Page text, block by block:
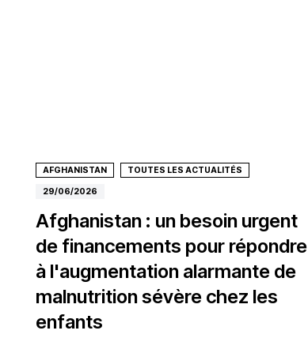
AFGHANISTAN TOUTES LES ACTUALITÉS
29/06/2026
Afghanistan : un besoin urgent
de financements pour répondre
à l'augmentation alarmante de
malnutrition sévère chez les
enfants